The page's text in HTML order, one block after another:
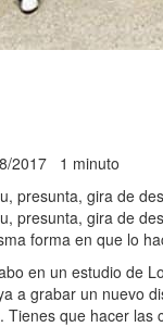
2017 1 minuto
presunta, gira de
presunta, gira de
forma en que lo
en un estudio de
a grabar un nuevo
Tienes que hacer las